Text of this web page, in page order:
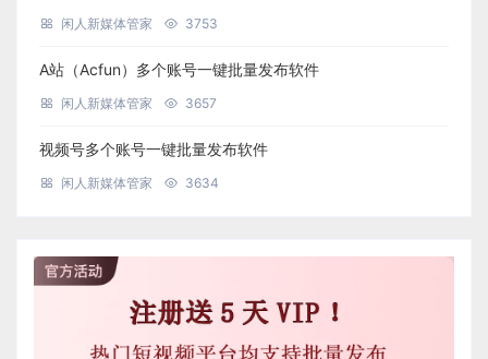
闲人新媒体管家 3753
A站（Acfun）多个账号一键批量发布软件
闲人新媒体管家 3657
视频号多个账号一键批量发布软件
闲人新媒体管家 3634